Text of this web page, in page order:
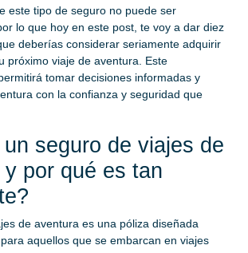
este tipo de seguro no puede ser
lo que hoy en este post, te voy a dar diez
deberías considerar seriamente adquirir
próximo viaje de aventura. Este
tomar decisiones informadas y
con la confianza y seguridad que
seguro de viajes de
por qué es tan
de aventura es una póliza diseñada
aquellos que se embarcan en viajes